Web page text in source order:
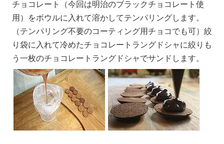
チョコレート（今回は明治のブラックチョコレート使
用）をボウルに入れて溶かしてテンパリングします。
（テンパリング不要のコーティング用チョコでも可）絞
り袋に入れて冷めたチョコレートラングドシャに絞りも
う一枚のチョコレートラングドシャでサンドします。